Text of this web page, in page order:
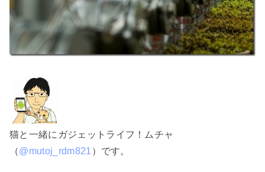
猫と一緒にガジェットライフ！ムチャ
（@mutoj_rdm821 ）です。